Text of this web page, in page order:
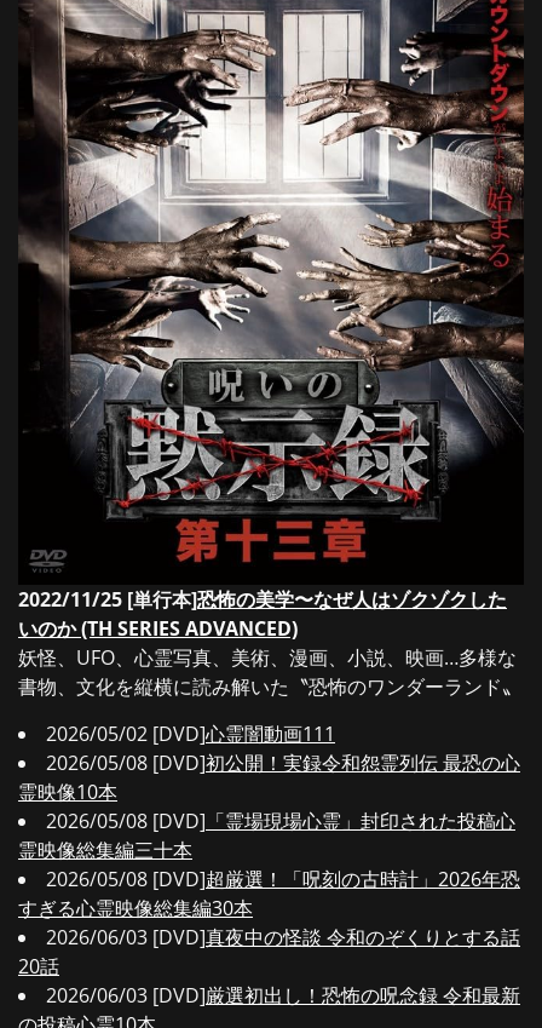
2022/11/25 [単行本]恐怖の美学〜なぜ人はゾクゾクした
いのか (TH SERIES ADVANCED)
妖怪、UFO、心霊写真、美術、漫画、小説、映画…多様な
書物、文化を縦横に読み解いた〝恐怖のワンダーランド〟
2026/05/02 [DVD]心霊闇動画111
2026/05/08 [DVD]初公開！実録令和怨霊列伝 最恐の心
霊映像10本
2026/05/08 [DVD] 「霊場現場心霊」封印された投稿心
霊映像総集編三十本
2026/05/08 [DVD]超厳選！「呪刻の古時計」2026年恐
すぎる心霊映像総集編30本
2026/06/03 [DVD]真夜中の怪談 令和のぞくりとする話
20話
2026/06/03 [DVD]厳選初出し！恐怖の呪念録 令和最新